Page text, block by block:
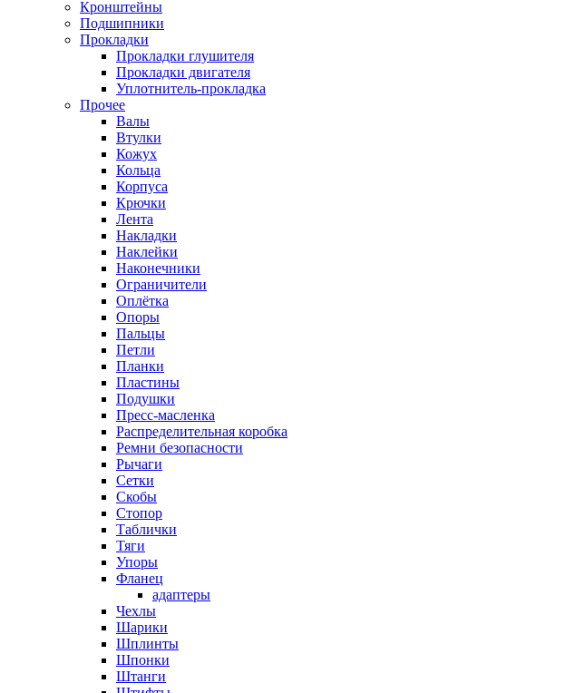
Кронштейны
Подшипники
Прокладки
Прокладки глушителя
Прокладки двигателя
Уплотнитель-прокладка
Прочее
Валы
Втулки
Кожух
Кольца
Корпуса
Крючки
Лента
Накладки
Наклейки
Наконечники
Ограничители
Оплётка
Опоры
Пальцы
Петли
Планки
Пластины
Подушки
Пресс-масленка
Распределительная коробка
Ремни безопасности
Рычаги
Сетки
Скобы
Стопор
Таблички
Тяги
Упоры
Фланец
адаптеры
Чехлы
Шарики
Шплинты
Шпонки
Штанги